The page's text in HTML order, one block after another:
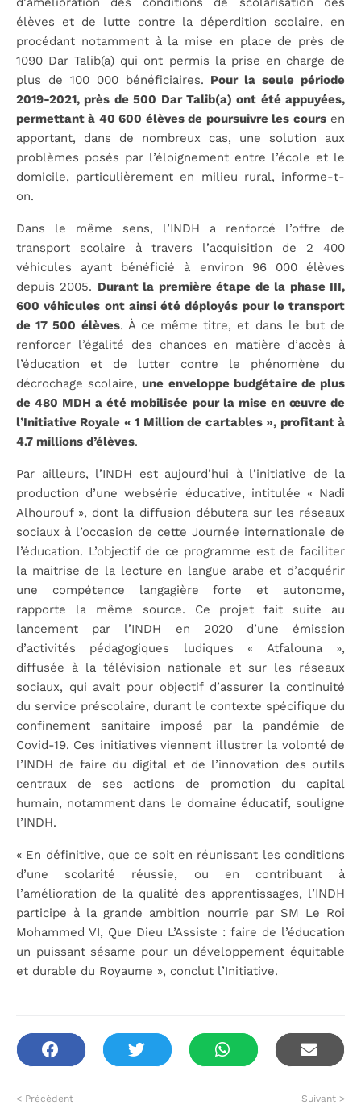
élèves et de lutte contre la déperdition scolaire, en
procédant notamment à la mise en place de près de
1090 Dar Talib(a) qui ont permis la prise en charge de
plus de 100 000 bénéficiaires. Pour la seule période
2019-2021, près de 500 Dar Talib(a) ont été appuyées,
permettant à 40 600 élèves de poursuivre les coursen
apportant, dans de nombreux cas, une solution aux
problèmes posés par l’éloignement entre l’école et le
domicile, particulièrement en milieu rural, informe-t-
on.
Dans le même sens, l’INDH a renforcé l’offre de
transport scolaire à travers l’acquisition de 2 400
véhicules ayant bénéficié à environ 96 000 élèves
depuis 2005. Durant la première étape de la phase III,
600 véhicules ont ainsi été déployés pour le transport
de 17 500 élèves. À ce même titre, et dans le but de
renforcer l’égalité des chances en matière d’accès à
l’éducation et de lutter contre le phénomène du
décrochage scolaire,une enveloppe budgétaire de plus
de 480 MDH a été mobilisée pour la mise en œuvre de
l’Initiative Royale « 1 Million de cartables », profitant à
4.7 millions d’élèves.
Par ailleurs, l’INDH est aujourd’hui à l’initiative de la
production d’une websérie éducative, intitulée « Nadi
Alhourouf », dont la diffusion débutera sur les réseaux
sociaux à l’occasion de cette Journée internationale de
l’éducation. L’objectif de ce programme est de faciliter
la maitrise de la lecture en langue arabe et d’acquérir
une compétence langagière forte et autonome,
rapporte la même source. Ce projet fait suite au
lancement par l’INDH en 2020 d’une émission
d’activités pédagogiques ludiques « Atfalouna »,
diffusée à la télévision nationale et sur les réseaux
sociaux, qui avait pour objectif d’assurer la continuité
du service préscolaire, durant le contexte spécifique du
confinement sanitaire imposé par la pandémie de
Covid-19. Ces initiatives viennent illustrer la volonté de
l’INDH de faire du digital et de l’innovation des outils
centraux de ses actions de promotion du capital
humain, notamment dans le domaine éducatif, souligne
l’INDH.
« En définitive, que ce soit en réunissant les conditions
d’une scolarité réussie, ou en contribuant à
l’amélioration de la qualité des apprentissages, l’INDH
participe à la grande ambition nourrie par SM Le Roi
Mohammed VI, Que Dieu L’Assiste : faire de l’éducation
un puissant sésame pour un développement équitable
et durable du Royaume », conclut l’Initiative.
< Précédent Suivant >